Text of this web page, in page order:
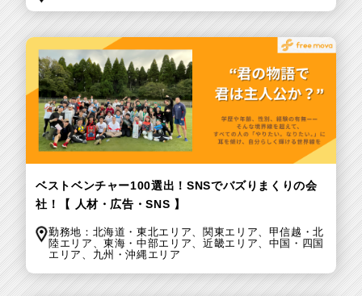
ベストベンチャー100選出！SNSでバズりまくりの会
社！【 人材・広告・SNS 】
勤務地： 北海道・東北エリア、 関東エリア、 甲信越・北
陸エリア、東海・中部エリア、 近畿エリア、 中国・四国
エリア、 九州・沖縄エリア